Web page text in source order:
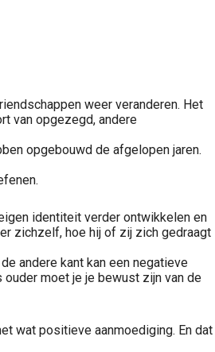
weer veranderen. Het
van opgezegd, andere
opgebouwd de afgelopen jaren.
identiteit verder ontwikkelen en
zichzelf, hoe hij of zij zich gedraagt
andere kant kan een negatieve
moet je je bewust zijn van de
wat positieve aanmoediging. En dat